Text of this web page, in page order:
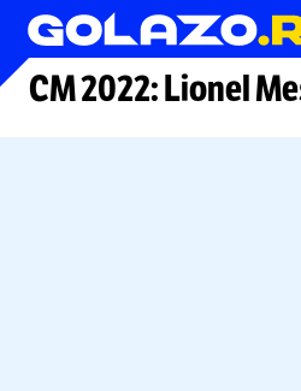
Arhiva
CM 2022: Lionel